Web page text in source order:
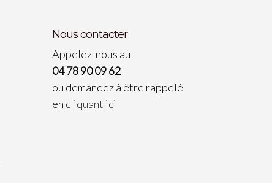
Nous contacter
Appelez-nous au
04 78 90 09 62
ou demandez à être rappelé
en cliquant ici